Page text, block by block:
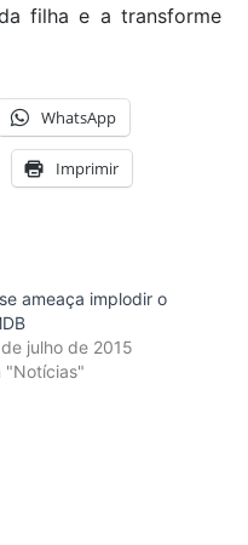
filha e a transforme
WhatsApp
Imprimir
ameaça implodir o
julho de 2015
"Notícias"